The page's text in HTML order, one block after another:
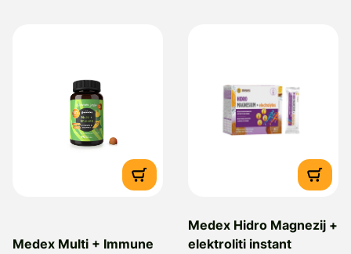
Medex Multi + Immune
Medex Hidro Magnezij +
elektroliti instant